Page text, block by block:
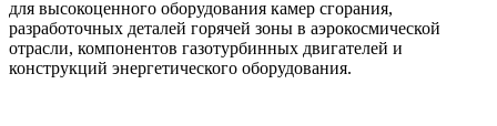
для высокоценного оборудования камер сгорания,
разработочных деталей горячей зоны в аэрокосмической
отрасли, компонентов газотурбинных двигателей и
конструкций энергетического оборудования.